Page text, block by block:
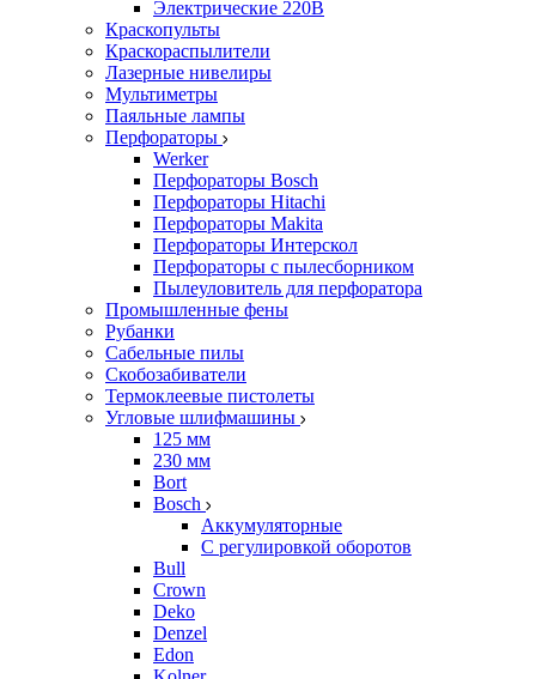
Электрические 220В
Краскопульты
Краскораспылители
Лазерные нивелиры
Мультиметры
Паяльные лампы
Перфораторы
Werker
Перфораторы Bosch
Перфораторы Hitachi
Перфораторы Makita
Перфораторы Интерскол
Перфораторы с пылесборником
Пылеуловитель для перфоратора
Промышленные фены
Рубанки
Сабельные пилы
Скобозабиватели
Термоклеевые пистолеты
Угловые шлифмашины
125 мм
230 мм
Bort
Bosch
Аккумуляторные
С регулировкой оборотов
Bull
Crown
Deko
Denzel
Edon